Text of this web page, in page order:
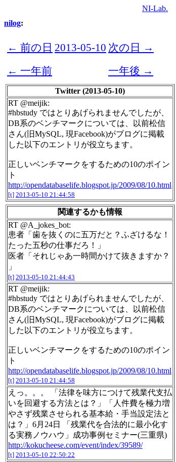
NI-Lab.
nilog:
← 前の日 2013-05-10 次の日 →
← 一年前
一年後 →
Twitter (2013-05-10)
RT @meijik:
#hbstudy ではとりあげられませんでしたが、
DB系のベンチマークについては、以前松信
さん(旧MySQL, 現Facebook)がブログに掲載
した以下のエントリが役立ちます。
正しいベンチマークをするための10のポイン
ト
http://opendatabaselife.blogspot.jp/2009/08/10.html
[t] 2013-05-10 21:44:58
関連するかも情報
RT @A_jokes_bot:
患者「歯を抜くのに五万だと？ふざけるな！
たった五秒の仕事だろ！」
医者「それじゃあ一時間かけて抜きますか？
」
[t] 2013-05-10 21:44:43
RT @meijik:
#hbstudy ではとりあげられませんでしたが、
DB系のベンチマークについては、以前松信
さん(旧MySQL, 現Facebook)がブログに掲載
した以下のエントリが役立ちます。
正しいベンチマークをするための10のポイン
ト
http://opendatabaselife.blogspot.jp/2009/08/10.html
[t] 2013-05-10 21:44:58
えっ。。。 「法律を味方につけて残業代支払
いを回避する方法とは？」「人件費を極力増
やさず残業させられる基本給・手当設定法と
は？」6月24日 「残業代を合法的に最小化す
る実務ノウハウ」成功事例セミナー(三重県)
http://kokucheese.com/event/index/39589/
[t] 2013-05-10 22:50:22